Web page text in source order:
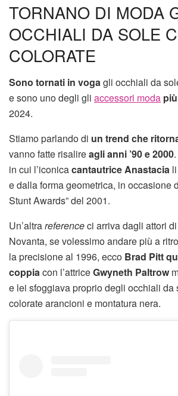
TORNANO DI MODA
OCCHIALI DA SOLE
COLORATE
Sono tornati in vogagli occhiali da
e sono uno degli gli accessori moda
2024.
Stiamo parlando di un trend che
vanno fatte risalireagli anni ’90 e 2000
in cui l’iconicacantautrice Anastacia
e dalla forma geometrica, in occasione
Stunt Awards” del 2001.
Un’altrareferenceci arriva dagli attori
Novanta, se volessimo andare più a
la precisione al 1996, ecco Brad Pitt
coppiacon l’attriceGwyneth Paltrow
e lei sfoggiava proprio degli occhiali da
colorate arancioni e montatura nera.